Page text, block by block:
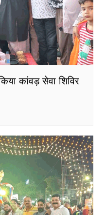
कांवड़ सेवा शिविर